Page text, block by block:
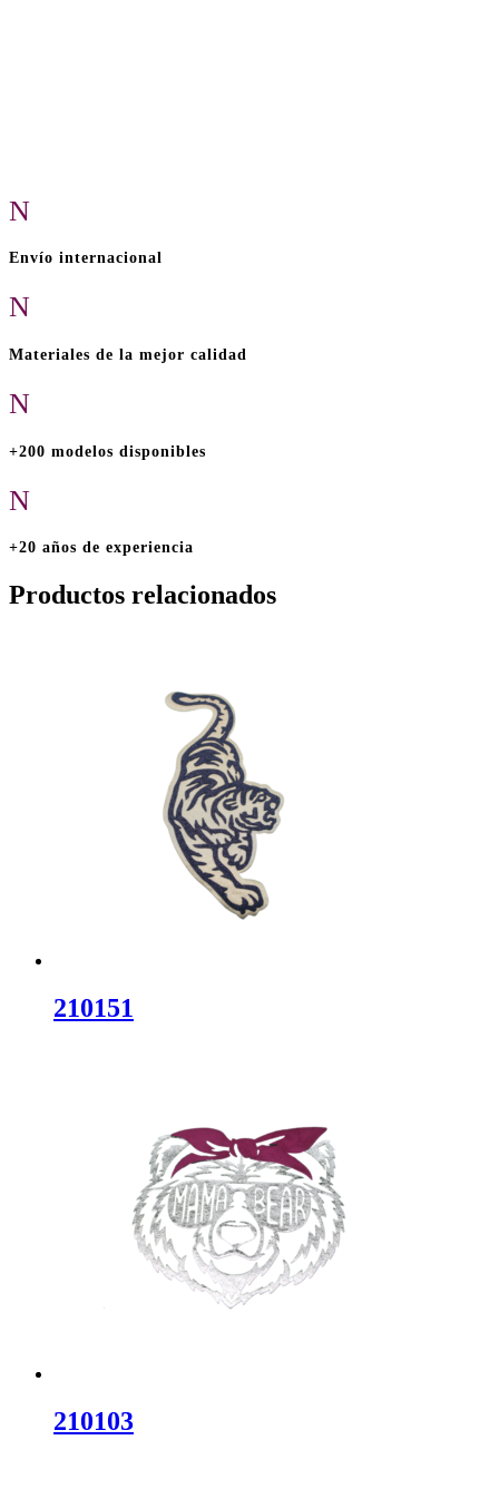
N
Envío internacional
N
Materiales de la mejor calidad
N
+200 modelos disponibles
N
+20 años de experiencia
Productos relacionados
210151
210103